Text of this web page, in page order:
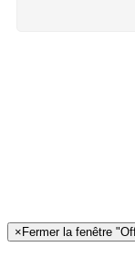
× Fermer la fenêtre